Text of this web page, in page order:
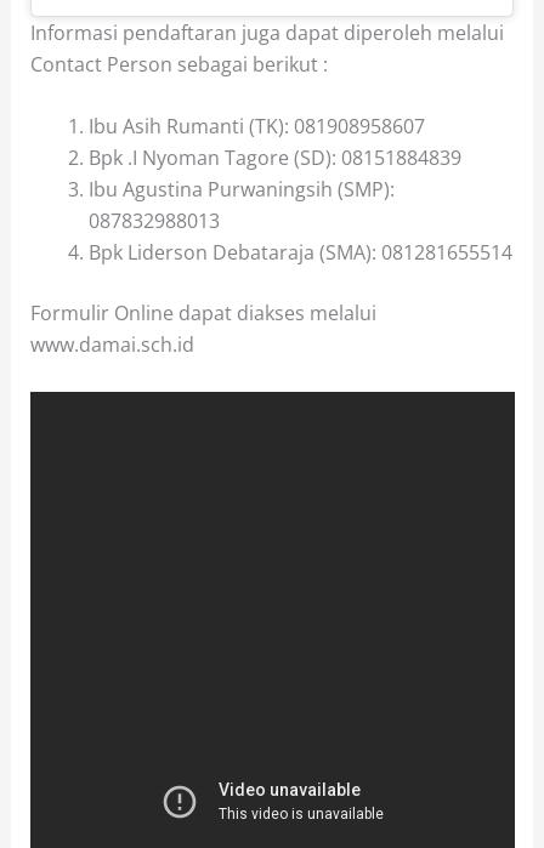
Informasi pendaftaran juga dapat diperoleh melalui
Contact Person sebagai berikut :
Ibu Asih Rumanti (TK): 081908958607
Bpk .I Nyoman Tagore (SD): 08151884839
Ibu Agustina Purwaningsih (SMP):
087832988013
Bpk Liderson Debataraja (SMA): 081281655514
Formulir Online dapat diakses melalui
www.damai.sch.id